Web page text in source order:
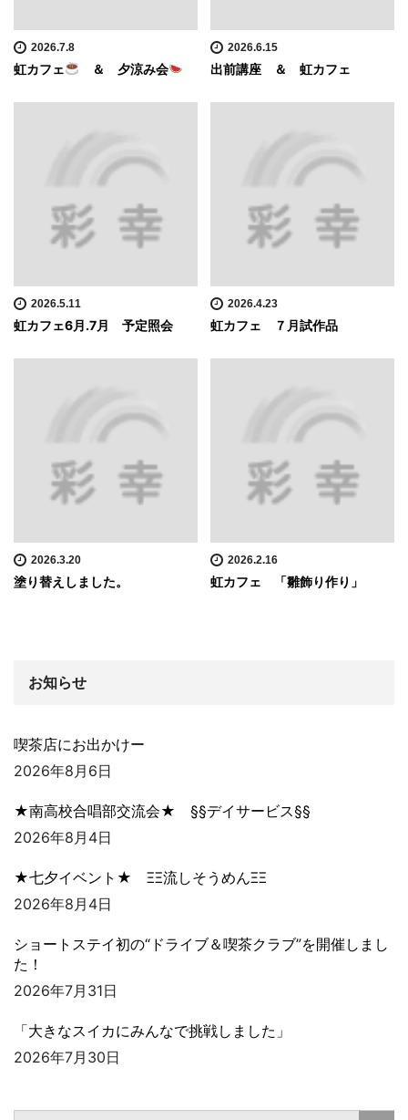
2026.7.8
虹カフェ ＆ 夕涼み会
2026.6.15
出前講座 ＆ 虹カフェ
2026.5.11
虹カフェ6月.7月 予定照会
2026.4.23
虹カフェ ７月試作品
2026.3.20
塗り替えしました。
2026.2.16
虹カフェ 「雛飾り作り」
お知らせ
喫茶店にお出かけー
2026年8月6日
★南高校合唱部交流会★ §§デイサービス§§
2026年8月4日
★七夕イベント★ ΞΞ流しそうめんΞΞ
2026年8月4日
ショートステイ初の“ドライブ＆喫茶クラブ”を開催しまし
た！
2026年7月31日
「大きなスイカにみんなで挑戦しました」
2026年7月30日